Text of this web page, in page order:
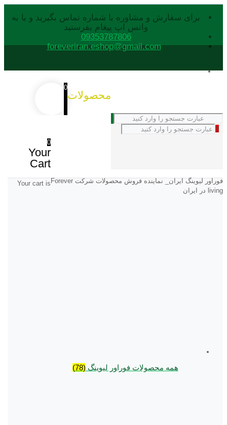
برای سفارش و مشاوره با شماره تماس بگیرید و یا به
واتس اپ پیغام بفرستید
09353787806
foreveriran.eshop@gmail.com
0
محصولات
فوراور لیوینگ ایران_ نماینده فروش محصولات شرکت Forever
living در ایران
همه محصولات فوراور لیوینگ (78)
0
0
Your
Cart
Your cart is